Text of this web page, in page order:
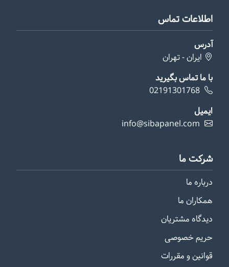
اطلاعات تماس
آدرس
ایران - تهران
با ما تماس بگیرید
02191301768
ایمیل
info@sibapanel.com
شرکت ما
درباره ما
همکاران ما
دیدگاه مشتریان
حریم خصوصی
قوانین و مقررات